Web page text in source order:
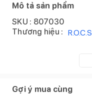
Mô tả sản phẩm
SKU : 807030
Thương hiệu : R.O.C.S
Gợi ý mua cùng